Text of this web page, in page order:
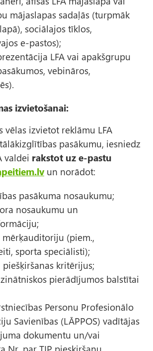
mājaslapas sadaļās (turpmāk
sociālajos tīklos,
e-pastos);
LFA vai apakšgrupu
vebināros,
izvietošanai:
vēlas izvietot reklāmu LFA
pasākumu, iesniedz
valdei rakstot uz e-pastu
un norādot:
pasākuma nosaukumu;
nosaukumu un
mērķauditoriju (piem.,
sporta speciālisti);
kritērijus;
pierādījumos balstītai
Personu Profesionālo
Savienības (LĀPPOS) vadītājas
dokumentu un/vai